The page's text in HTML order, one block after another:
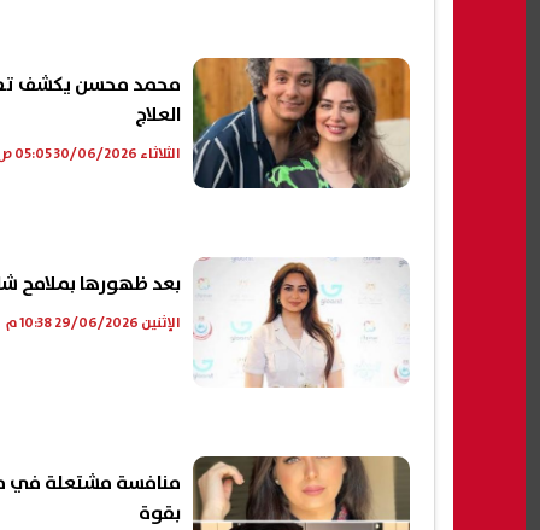
محمد محسن يكشف
العلاج
الثلاثاء 30/06/2026 05:05 ص
بعد ظهورها بملامح
الإثنين 29/06/2026 10:38 م
منافسة مشتعلة في
بقوة